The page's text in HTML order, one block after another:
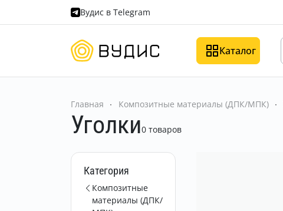
Вудис в Telegram
Каталог
Главная Композитные материалы (ДПК/МПК)
Уголки0 товаров
Категория
Композитные
материалы (ДПК/